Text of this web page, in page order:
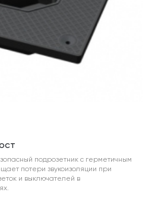
подрозетник с герметичным
потери звукоизоляции при
и выключателей в